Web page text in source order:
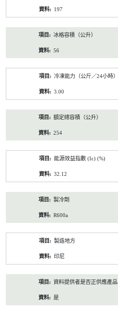
197
冰格容積（公升）
56
冷凍能力（公斤／24小時）
3.00
額定總容積（公升）
254
能源效益指數 (Iε) (%)
32.12
製冷劑
R600a
製造地方
印尼
資料提供者是否正供應產品
是